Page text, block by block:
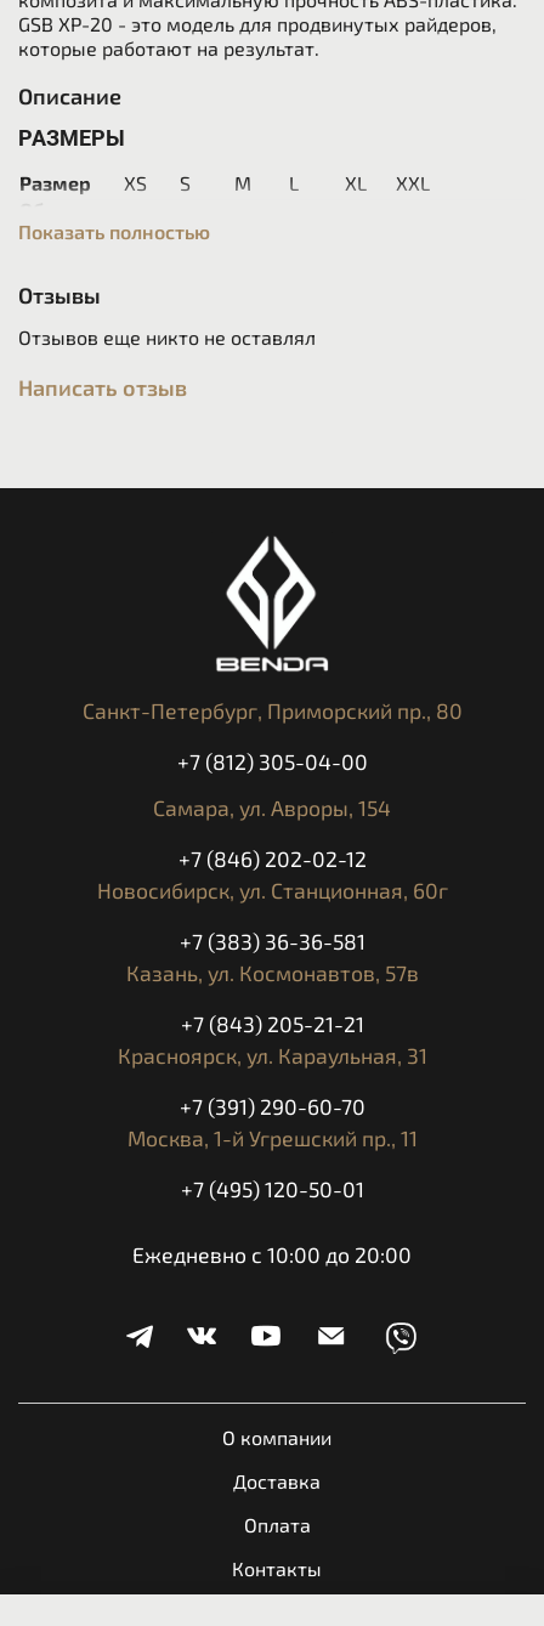
GSB XP-20 - это модель для продвинутых райдеров,
которые работают на результат.
Описание
РАЗМЕРЫ
Размер XS S M L XL
XXL
головы, см
Количество оболочек:
оболочки, усиленный корпус
Система вентиляции:
отверстия и задние экстракторы
Внутренняя отделка:
сертификат безопасности ECER22-05
Показать полностью
Отзывы
Отзывов еще никто не оставлял
Написать отзыв
О компании
Доставка
Оплата
Контакты
Санкт-Петербург, Приморский пр., 80
+7 (812) 305-04-00
Самара, ул. Авроры, 154
+7 (846) 202-02-12
Новосибирск, ул. Станционная, 60г
+7 (383) 36-36-581
Казань, ул. Космонавтов, 57в
+7 (843) 205-21-21
Красноярск, ул. Караульная, 31
+7 (391) 290-60-70
Москва, 1-й Угрешский пр., 11
+7 (495) 120-50-01
Ежедневно с 10:00 до 20:00